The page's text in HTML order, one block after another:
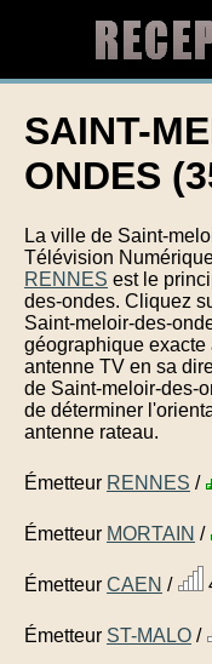
SAINT-
ONDES
La ville de Saint-
Télévision
RENNES est le
des-ondes. Cliquez
Saint-meloir-des-
géographique
antenne TV en sa
de Saint-meloir-des-
de déterminer
antenne rateau.
Émetteur RENNES /
Émetteur MORTAIN /
Émetteur CAEN /
Émetteur ST-MALO /